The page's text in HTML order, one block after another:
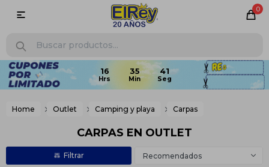
0

Home Outlet Camping y playa Carpas
CARPAS EN OUTLET
Recomendados